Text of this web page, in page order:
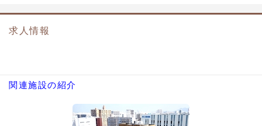
求人情報
関連施設の紹介